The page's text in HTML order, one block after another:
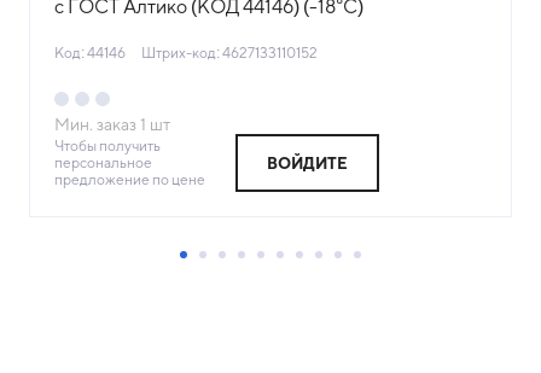
с ГОСТ Алтико (КОД 44146) (-18°С)
Код: 44146 Штрих-код: 4627133110152
Мин. заказ 1 шт
Чтобы получить
персональное
предложение по цене
ВОЙДИТЕ